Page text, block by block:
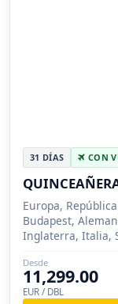
31 DÍAS CON
Europa,
Budapest,
Inglaterra, Italia,
Desde
11,299.00
EUR / DBL